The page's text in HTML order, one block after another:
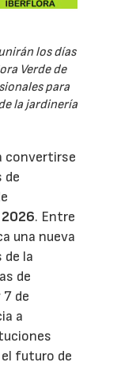
los días
Verde de
para
la jardinería
convertirse
de
. Entre
una nueva
de la
de
7 de
a
futuro de